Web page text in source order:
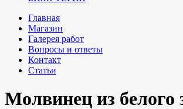
Главная
Магазин
Галерея работ
Вопросы и ответы
Контакт
Статьи
Молвинец из белого